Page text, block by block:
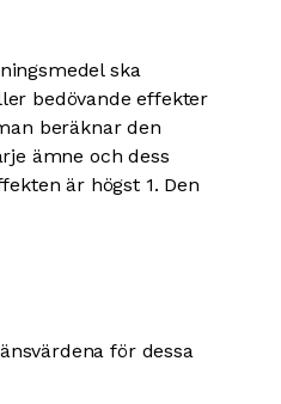
ska
bedövande effekter
beräknar den
ämne och dess
är högst 1. Den
för dessa